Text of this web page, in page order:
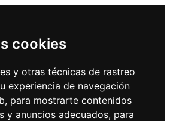
cookies
y otras técnicas de rastreo
experiencia de navegación
para mostrarte contenidos
y anuncios adecuados, para